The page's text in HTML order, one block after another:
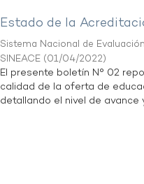
Estado de la
Sistema Nacional de
SINEACE (01/04/2022)
El presente boletín N° 02
calidad de la oferta de
detallando el nivel de avance